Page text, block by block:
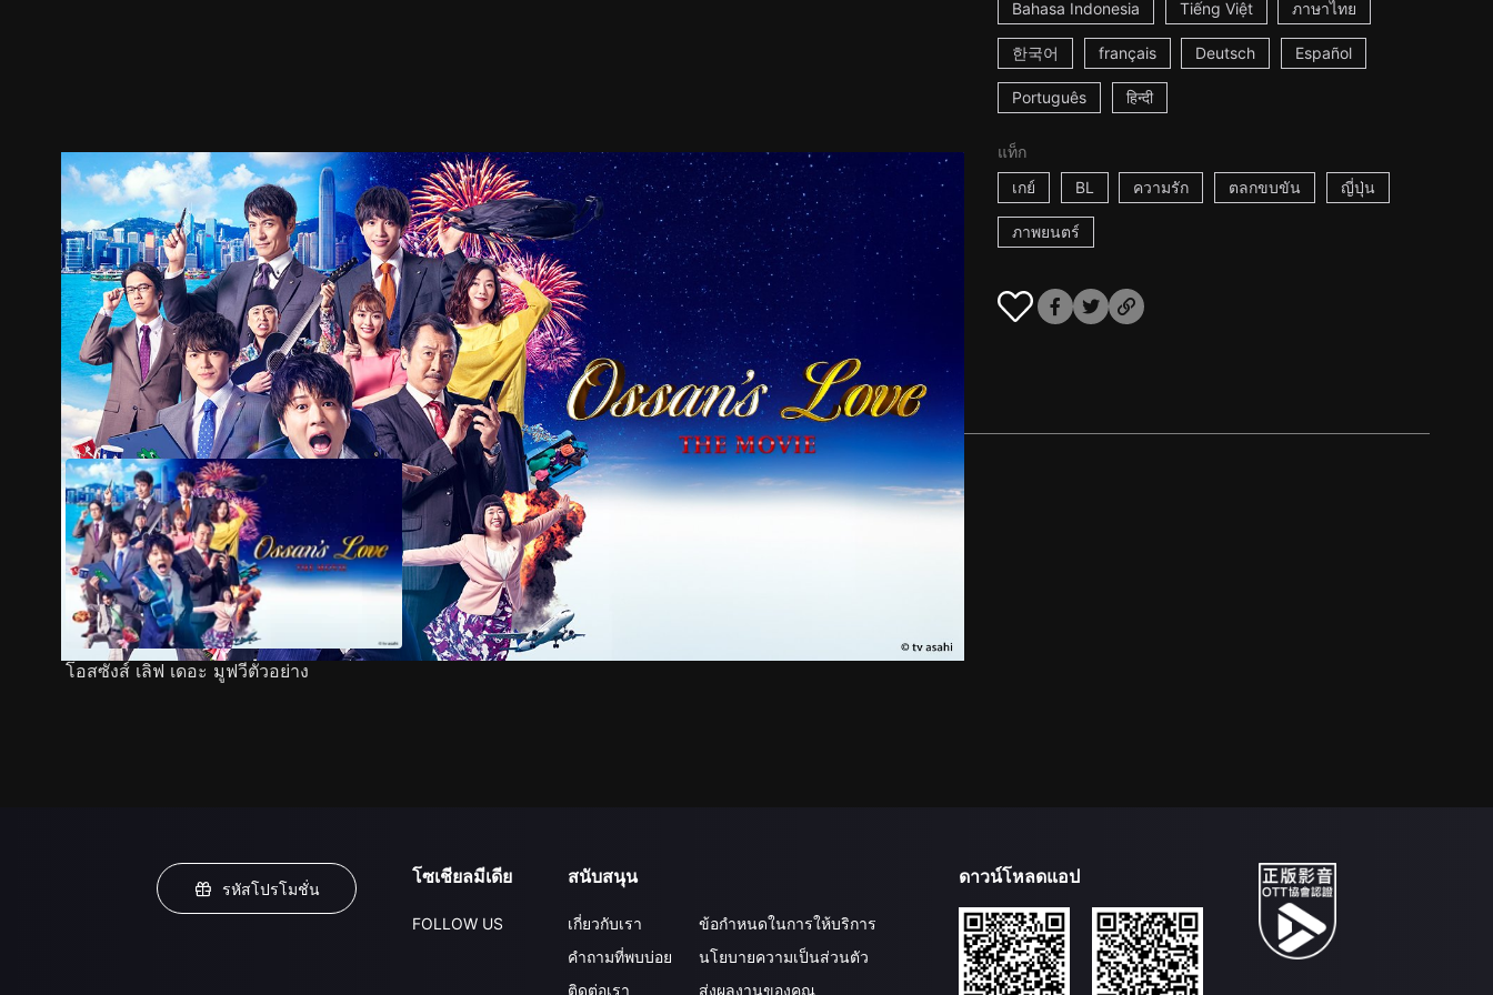
Bahasa Indonesia Tiếng Việt ภาษาไทย
한국어 français Deutsch Español
Português हिन्दी
แท็ก
เกย์
BL ความรัก ตลกขบขัน ญี่ปุ่น
ภาพยนตร์
ตัวอย่าง ภาพนิ่ง เนื้อหาที่แนะนำ รายละเอียด
โอสซังส์ เลิฟ เดอะ มูฟวีตัวอย่าง
รหัสโปรโมชั่น
โซเชียลมีเดีย
FOLLOW US
สนับสนุน
เกี่ยวกับเรา
คำถามที่พบบ่อย
ติดต่อเรา
ข้อกำหนดในการให้บริการ
นโยบายความเป็นส่วนตัว
ส่งผลงานของคุณ
ดาวน์โหลดแอป